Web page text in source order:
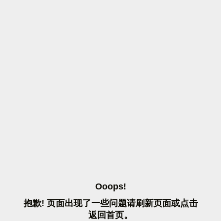
OOOPS!
抱歉! 页面出现了一些问题请刷 新页面或点击
返 回首页。